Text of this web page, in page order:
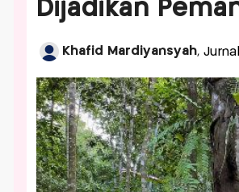
Dijadikan
Khafid Mardiyansyah,